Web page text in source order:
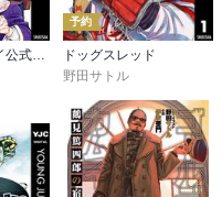
アイヌの言葉があり、たい
で、北海道にアイヌという
ありました。札幌を「サッ
されるだけで、思いは名前
らしていた人々の様子に向
は地名の起源に止まらず、
るものや風習などを、アシ
ます。
ゴールデンカムイ公式ファンブック 探究者たちの記録
予約
ドッグスレッド
野田サトル